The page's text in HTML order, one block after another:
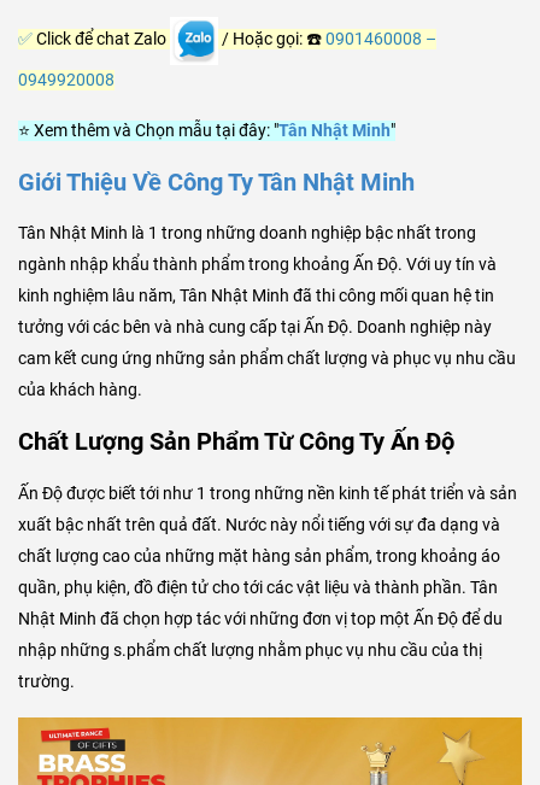
✅Click để chat Zalo / Hoặc gọi: ☎️0901460008 –
0949920008
⭐ Xem thêm và Chọn mẫu tại đây: "Tân Nhật Minh"
Giới Thiệu Về Công Ty Tân Nhật Minh
Tân Nhật Minh là 1 trong những doanh nghiệp bậc nhất trong
ngành nhập khẩu thành phẩm trong khoảng Ấn Độ. Với uy tín và
kinh nghiệm lâu năm, Tân Nhật Minh đã thi công mối quan hệ tin
tưởng với các bên và nhà cung cấp tại Ấn Độ. Doanh nghiệp này
cam kết cung ứng những sản phẩm chất lượng và phục vụ nhu cầu
của khách hàng.
Chất Lượng Sản Phẩm Từ Công Ty Ấn Độ
Ấn Độ được biết tới như 1 trong những nền kinh tế phát triển và sản
xuất bậc nhất trên quả đất. Nước này nổi tiếng với sự đa dạng và
chất lượng cao của những mặt hàng sản phẩm, trong khoảng áo
quần, phụ kiện, đồ điện tử cho tới các vật liệu và thành phần. Tân
Nhật Minh đã chọn hợp tác với những đơn vị top một Ấn Độ để du
nhập những s.phẩm chất lượng nhằm phục vụ nhu cầu của thị
trường.